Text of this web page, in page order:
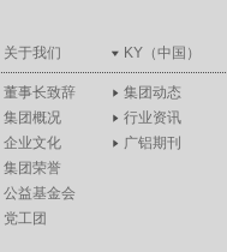
关于我们
董事长致辞
集团概况
企业文化
集团荣誉
公益基金会
党工团
KY（中国）
集团动态
行业资讯
广铝期刊